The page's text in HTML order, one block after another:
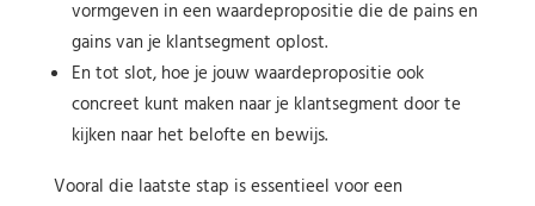
vormgeven in een waardepropositie die de pains en
gains van je klantsegment oplost.
En tot slot, hoe je jouw waardepropositie ook
concreet kunt maken naar je klantsegment door te
kijken naar het belofte en bewijs.
Vooral die laatste stap is essentieel voor een